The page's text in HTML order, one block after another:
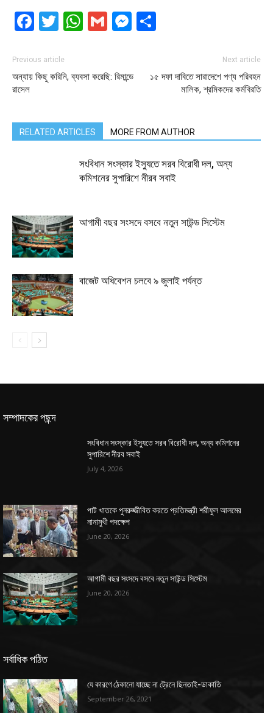
Facebook
Twitter
WhatsApp
GmailMessenger
Previous article
অন্যায় কিছু করিনি, ব্যবসা করেছি: রিমান্ডে
রাসেল
Next article
১৫ দফা দাবিতে সারাদেশে পণ্য পরিবহন
মালিক, শ্রমিকদের কর্মবিরতি
RELATED ARTICLES MORE FROM AUTHOR
সংবিধান সংস্কার ইস্যুতে সরব বিরোধী দল, অন্য
কমিশনের সুপারিশে নীরব সবাই
আগামী বছর সংসদে বসবে নতুন সাউন্ড সিস্টেম
বাজেট অধিবেশন চলবে ৯ জুলাই পর্যন্ত
সম্পাদকের পছন্দ
সংবিধান সংস্কার ইস্যুতে সরব বিরোধী দল, অন্য কমিশনের
সুপারিশে নীরব সবাই
July 4, 2026
পাট খাতকে পুনরুজ্জীবিত করতে প্রতিমন্ত্রী শরীফুল আলমের
নানামুখী পদক্ষেপ
June 20, 2026
আগামী বছর সংসদে বসবে নতুন সাউন্ড সিস্টেম
June 20, 2026
সর্বাধিক পঠিত
যে কারণে ঠেকানো যাচ্ছে না ট্রেনে ছিনতাই-ডাকাতি
September 26, 2021